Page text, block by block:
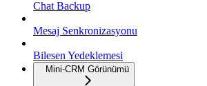
Chat Backup
Mesaj Senkronizasyonu
Bilesen Yedeklemesi
Mini-CRM Görünümü